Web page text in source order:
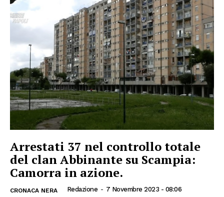
Arrestati 37 nel controllo totale
del clan Abbinante su Scampia:
Camorra in azione.
CRONACA NERA Redazione - 7 Novembre 2023 - 08:06